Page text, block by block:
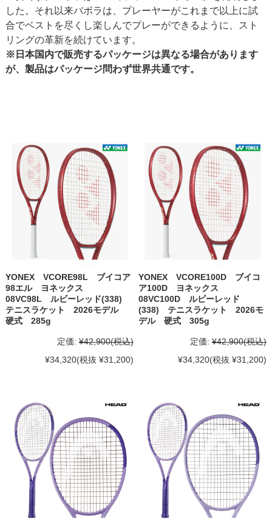
した。それ以来バボラは、プレーヤーがこれまで以上に試
合でベストを尽くし楽しんでプレーができるように、スト
リングの革新を続けています。
※日本国内で販売するパッケージは異なる場合があります
が、製品はパッケージ問わず世界共通です。
YONEX VCORE98L ブイコア
98エル ヨネックス
08VC98L ルビーレッド(338)
テニスラケット 2026モデル
硬式 285g
定価: ¥42,900(税込)
¥34,320(税抜 ¥31,200)
YONEX VCORE100D ブイコ
ア100D ヨネックス
08VC100D ルビーレッド
(338) テニスラケット 2026モ
デル 硬式 305g
定価: ¥42,900(税込)
¥34,320(税抜 ¥31,200)